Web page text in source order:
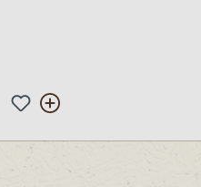
von 5 von 5 Sternen